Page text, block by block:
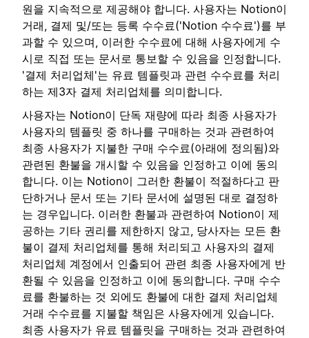
원을 지속적으로 제공해야 합니다. 사용자는 Notion이
거래, 결제 및/또는 등록 수수료('Notion 수수료')를 부
과할 수 있으며, 이러한 수수료에 대해 사용자에게 수
시로 직접 또는 문서로 통보할 수 있음을 인정합니다.
'결제 처리업체'는 유료 템플릿과 관련 수수료를 처리
하는 제3자 결제 처리업체를 의미합니다.
사용자는 Notion이 단독 재량에 따라 최종 사용자가
사용자의 템플릿 중 하나를 구매하는 것과 관련하여
최종 사용자가 지불한 구매 수수료(아래에 정의됨)와
관련된 환불을 개시할 수 있음을 인정하고 이에 동의
합니다. 이는 Notion이 그러한 환불이 적절하다고 판
단하거나 문서 또는 기타 문서에 설명된 대로 결정하
는 경우입니다. 이러한 환불과 관련하여 Notion이 제
공하는 기타 권리를 제한하지 않고, 당사자는 모든 환
불이 결제 처리업체를 통해 처리되고 사용자의 결제
처리업체 계정에서 인출되어 관련 최종 사용자에게 반
환될 수 있음을 인정하고 이에 동의합니다. 구매 수수
료를 환불하는 것 외에도 환불에 대한 결제 처리업체
거래 수수료를 지불할 책임은 사용자에게 있습니다.
최종 사용자가 유료 템플릿을 구매하는 것과 관련하여